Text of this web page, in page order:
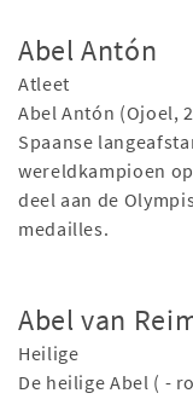
Abel Antón
Atleet
Abel Antón (Ojoel,
Spaanse
wereldkampioen
deel aan de
medailles.
Abel van
Heilige
De heilige Abel ( -